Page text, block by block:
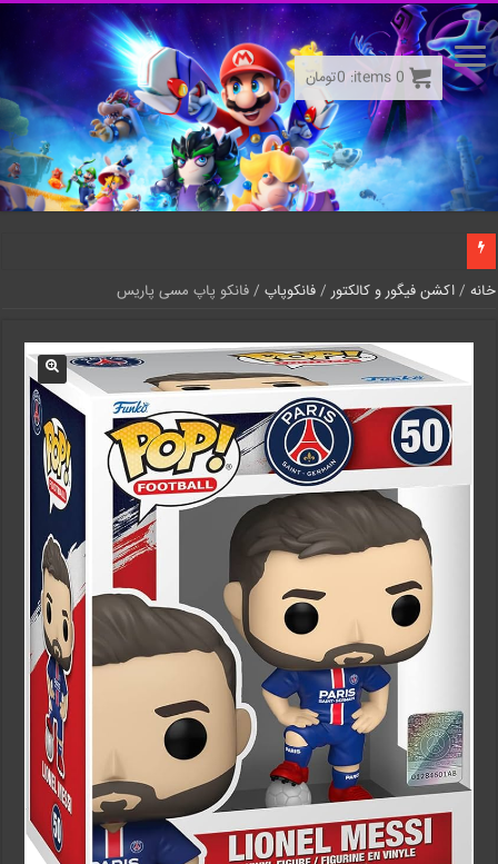
خانه /اکشن فیگور و کالکتور /فانکوپاپ / فانکو پاپ مسی پاریس
0
items:
0تومان